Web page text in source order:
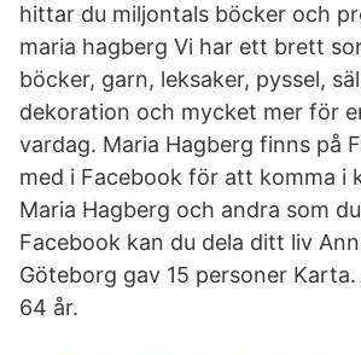
hittar du miljontals böcker och
maria hagberg Vi har ett brett
böcker, garn, leksaker, pyssel,
dekoration och mycket mer för
vardag. Maria Hagberg finns på
med i Facebook för att komma i
Maria Hagberg och andra som
Facebook kan du dela ditt liv
Göteborg gav 15 personer
64 år.